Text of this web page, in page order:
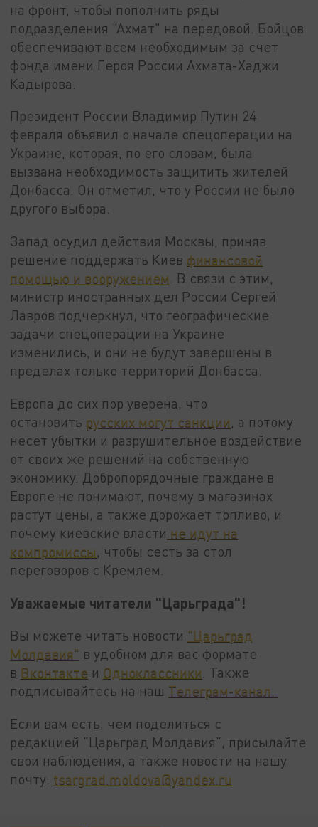
на фронт, чтобы пополнить ряды
подразделения "Ахмат" на передовой. Бойцов
обеспечивают всем необходимым за счет
фонда имени Героя России Ахмата-Хаджи
Кадырова.
Президент России Владимир Путин 24
февраля объявил о начале спецоперации на
Украине, которая, по его словам, была
вызвана необходимость защитить жителей
Донбасса. Он отметил, что у России не было
другого выбора.
Запад осудил действия Москвы, приняв
решение поддержать Киев финансовой
помощью и вооружением . В связи с этим,
министр иностранных дел России Сергей
Лавров подчеркнул, что географические
задачи спецоперации на Украине
изменились, и они не будут завершены в
пределах только территорий Донбасса.
Европа до сих пор уверена, что
остановить русских могут санкции, а потому
несет убытки и разрушительное воздействие
от своих же решений на собственную
экономику. Добропорядочные граждане в
Европе не понимают, почему в магазинах
растут цены, а также дорожает топливо, и
почему киевские власти не идут на
компромиссы, чтобы сесть за стол
переговоров с Кремлем.
Уважаемые читатели "Царьграда"!
Вы можете читать новости "Царьград
Молдавия" в удобном для вас формате
в Вконтакте и Одноклассники . Также
подписывайтесь на наш Телеграм-канал.
Если вам есть, чем поделиться с
редакцией "Царьград Молдавия", присылайте
свои наблюдения, а также новости на нашу
почту: tsargrad.moldova@yandex.ru